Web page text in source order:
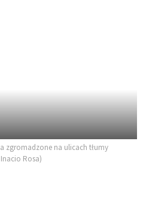
zgromadzone na ulicach tłumy
Rosa)